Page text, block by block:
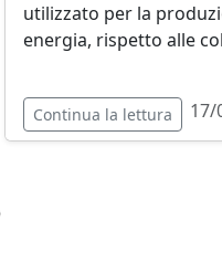
utilizzato per la
energia, rispetto alle
Continua la lettura 17/